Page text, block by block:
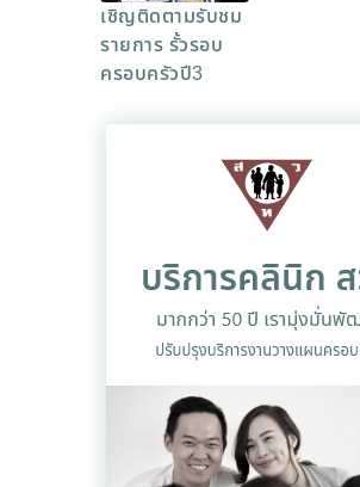
เชิญติดตามรับชม
รายการ รั้วรอบ
ครอบครัวปี3